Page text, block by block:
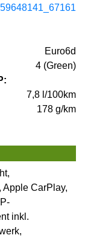
59648141_67161
Euro6d
4 (Green)
7,8 l/100km
178 g/km
Apple CarPlay,
inkl.